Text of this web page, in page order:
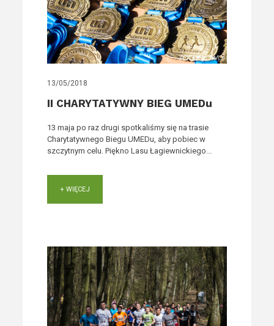
13/05/2018
II CHARYTATYWNY BIEG UMEDu
13 maja po raz drugi spotkaliśmy się na trasie
Charytatywnego Biegu UMEDu, aby pobiec w
szczytnym celu. Piękno Lasu Łagiewnickiego...
+ WIĘCEJ